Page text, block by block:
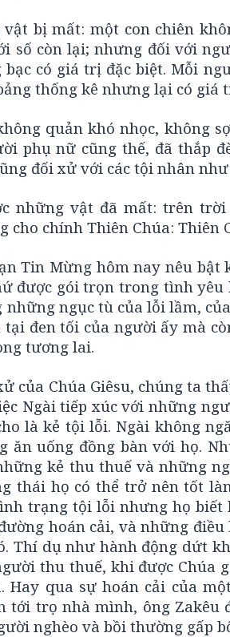
bị mất: một con chiên
số còn lại; nhưng đối với
bạc có giá trị đặc biệt. Mỗi
thống kê nhưng lại có giá
quản khó nhọc, không
phụ nữ cũng thế, đã thắp
đối xử với các tội nhân
những vật đã mất: trên
cho chính Thiên Chúa:
Tin Mừng hôm nay nêu
được gói trọn trong tình
ngục tù của lỗi lầm,
đen tối của người ấy mà
tương lai.
của Chúa Giêsu, chúng ta
Ngài tiếp xúc với những
là kẻ tội lỗi. Ngài không
ăn uống đồng bàn với họ.
kẻ thu thuế và những
thái họ có thể trở nên tốt
trạng tội lỗi nhưng họ
hoán cải, và những
Thí dụ như hành động dứt
thu thuế, khi được Chúa
Hay qua sự hoán cải của
tới trọ nhà mình, ông
nghèo và bồi thường gấp